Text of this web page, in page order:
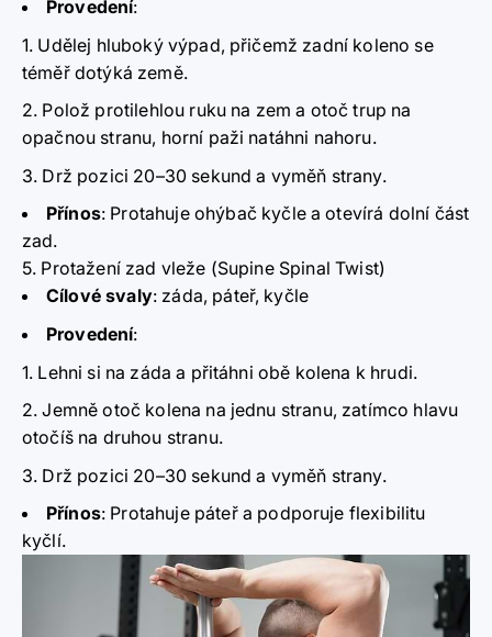
Provedení:
Udělej hluboký výpad, přičemž zadní koleno se
téměř dotýká země.
Polož protilehlou ruku na zem a otoč trup na
opačnou stranu, horní paži natáhni nahoru.
Drž pozici 20–30 sekund a vyměň strany.
Přínos: Protahuje ohýbač kyčle a otevírá dolní část
zad.
5. Protažení zad vleže (Supine Spinal Twist)
Cílové svaly: záda, páteř, kyčle
Provedení:
Lehni si na záda a přitáhni obě kolena k hrudi.
Jemně otoč kolena na jednu stranu, zatímco hlavu
otočíš na druhou stranu.
Drž pozici 20–30 sekund a vyměň strany.
Přínos: Protahuje páteř a podporuje flexibilitu
kyčlí.